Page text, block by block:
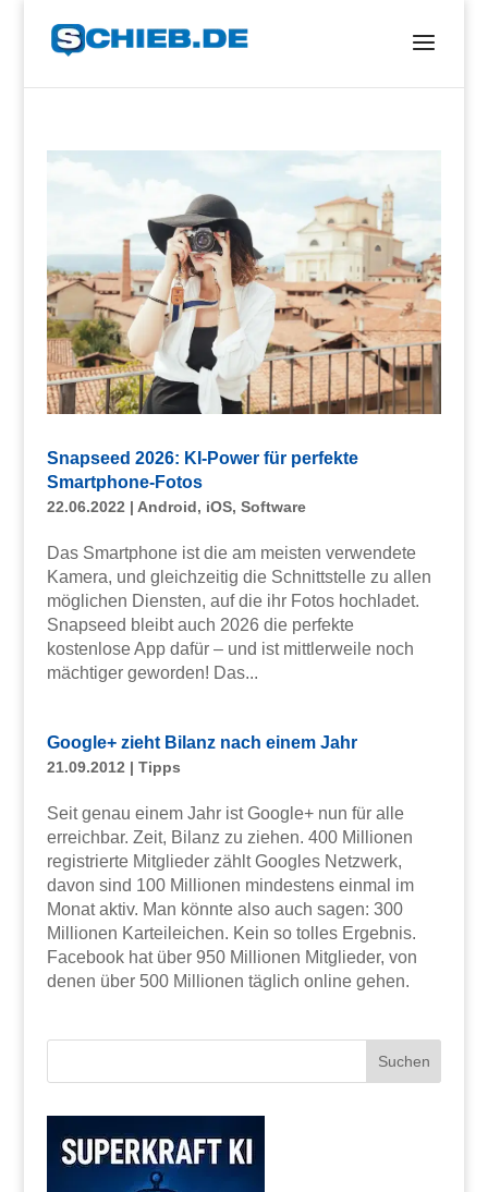
Snapseed 2026: KI-Power für perfekte
Smartphone-Fotos
22.06.2022 | Android, iOS, Software
Das Smartphone ist die am meisten verwendete
Kamera, und gleichzeitig die Schnittstelle zu allen
möglichen Diensten, auf die ihr Fotos hochladet.
Snapseed bleibt auch 2026 die perfekte
kostenlose App dafür – und ist mittlerweile noch
mächtiger geworden! Das...
Google+ zieht Bilanz nach einem Jahr
21.09.2012 | Tipps
Seit genau einem Jahr ist Google+ nun für alle
erreichbar. Zeit, Bilanz zu ziehen. 400 Millionen
registrierte Mitglieder zählt Googles Netzwerk,
davon sind 100 Millionen mindestens einmal im
Monat aktiv. Man könnte also auch sagen: 300
Millionen Karteileichen. Kein so tolles Ergebnis.
Facebook hat über 950 Millionen Mitglieder, von
denen über 500 Millionen täglich online gehen.